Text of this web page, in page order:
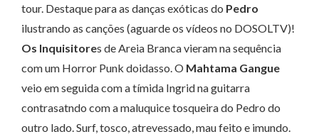
tour. Destaque para as danças exóticas do Pedro
ilustrando as canções (aguarde os vídeos no DOSOLTV)!
Os Inquisitores de Areia Branca vieram na sequência
com um Horror Punk doidasso. O Mahtama Gangue
veio em seguida com a tímida Ingrid na guitarra
contrasatndo com a maluquice tosqueira do Pedro do
outro lado. Surf, tosco, atrevessado, mau feito e imundo.